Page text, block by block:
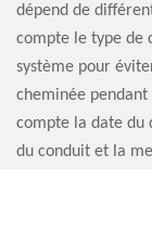
dépend de
compte le type de
système pour
cheminée
compte la date du
du conduit et la